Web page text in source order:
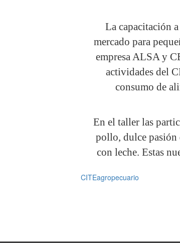
La capacitación
mercado para
empresa ALSA y
actividades del
consumo de
En el taller las
pollo, dulce pasión
con leche. Estas
CITEagropecuario